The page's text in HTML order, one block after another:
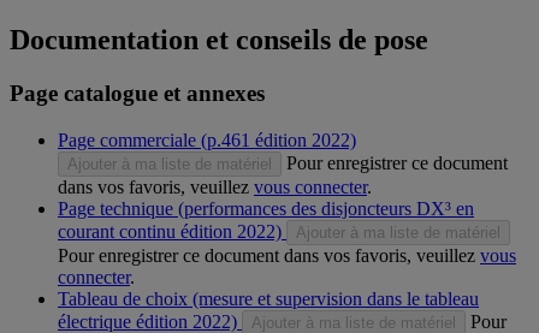
Documentation et conseils de pose
Page catalogue et annexes
Page commerciale (p.461 édition 2022)
Ajouter à ma liste de matériel
Pour enregistrer ce document
dans vos favoris, veuillez vous connecter.
Page technique (performances des disjoncteurs DX³ en
courant continu édition 2022)
Ajouter à ma liste de matériel
Pour enregistrer ce document dans vos favoris, veuillez vous
connecter.
Tableau de choix (mesure et supervision dans le tableau
électrique édition 2022)
Ajouter à ma liste de matériel
Pour